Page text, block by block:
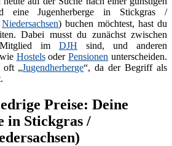
eine Jugenherberge in Stickgras /
Niedersachsen) buchen möchtest, hast du
Dabei musst du zunächst zwischen
im DJH sind, und anderen
HostelsoderPensionen unterscheiden.
oft „Jugendherberge“, da der Begriff als
Preise: Deine
in Stickgras /